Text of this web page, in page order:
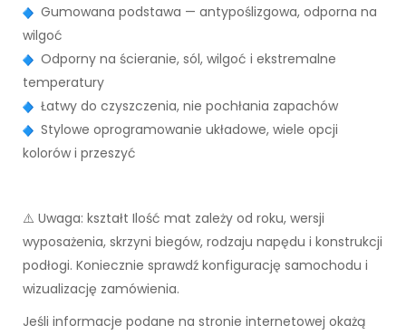
Gumowana podstawa — antypoślizgowa, odporna na
wilgoć
Odporny na ścieranie, sól, wilgoć i ekstremalne
temperatury
Łatwy do czyszczenia, nie pochłania zapachów
Stylowe oprogramowanie układowe, wiele opcji
kolorów i przeszyć
⚠️ Uwaga: kształt Ilość mat zależy od roku, wersji
wyposażenia, skrzyni biegów, rodzaju napędu i konstrukcji
podłogi. Koniecznie sprawdź konfigurację samochodu i
wizualizację zamówienia.
Jeśli informacje podane na stronie internetowej okażą